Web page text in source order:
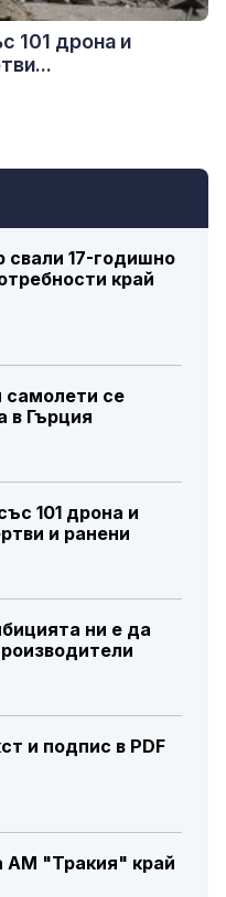
17-годишно
край
самолети се
в Гърция
101 дрона и
и ранени
ни е да
и подпис в PDF
АМ "Тракия" край
101 дрона и